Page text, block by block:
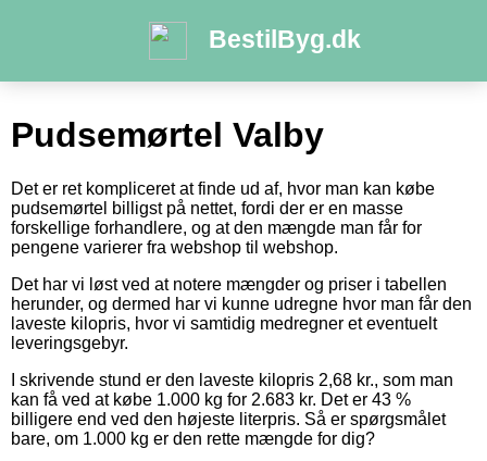
BestilByg.dk
Pudsemørtel Valby
Det er ret kompliceret at finde ud af, hvor man kan købe
pudsemørtel billigst på nettet, fordi der er en masse
forskellige forhandlere, og at den mængde man får for
pengene varierer fra webshop til webshop.
Det har vi løst ved at notere mængder og priser i tabellen
herunder, og dermed har vi kunne udregne hvor man får den
laveste kilopris, hvor vi samtidig medregner et eventuelt
leveringsgebyr.
I skrivende stund er den laveste kilopris 2,68 kr., som man
kan få ved at købe 1.000 kg for 2.683 kr. Det er 43 %
billigere end ved den højeste literpris. Så er spørgsmålet
bare, om 1.000 kg er den rette mængde for dig?